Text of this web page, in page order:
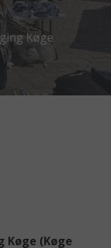
Køge
Køge (Køge